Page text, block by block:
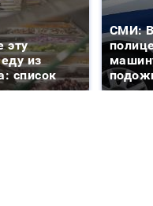
эту
из
список
СМИ: